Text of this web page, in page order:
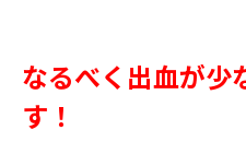
なるべく出血が少
す！